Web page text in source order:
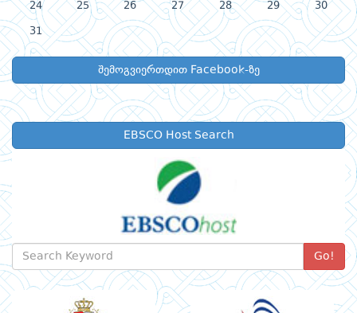
24 25 26 27 28 29 30
31
შემოგვიერთდით Facebook-ზე
EBSCO Host Search
Go!